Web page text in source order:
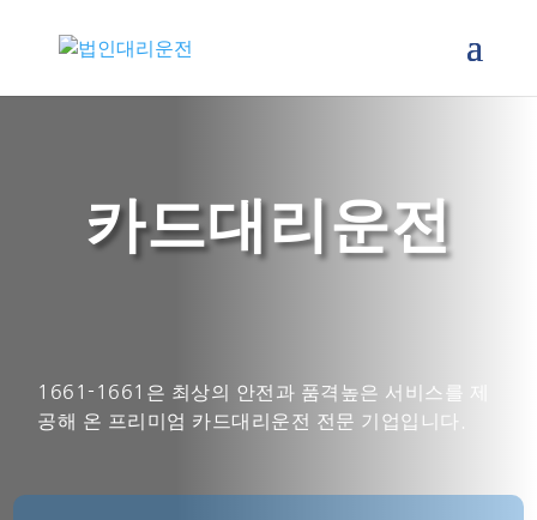
카드대리운전
1661-1661은 최상의 안전과 품격높은 서비스를 제
공해 온 프리미엄 카드대리운전 전문 기업입니다.